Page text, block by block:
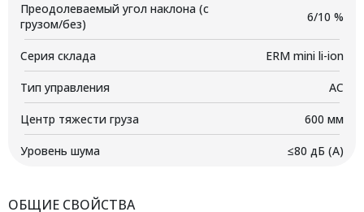
Преодолеваемый угол наклона (с
грузом/без)
6/10 %
Серия склада ERM mini li-ion
Тип управления AC
Центр тяжести груза 600 мм
Уровень шума ≤80 дБ (А)
ОБЩИЕ СВОЙСТВА